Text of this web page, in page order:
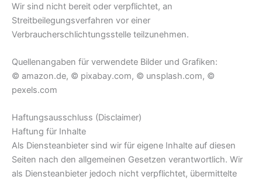
Wir sind nicht bereit oder verpflichtet, an
Streitbeilegungsverfahren vor einer
Verbraucherschlichtungsstelle teilzunehmen.
Quellenangaben für verwendete Bilder und Grafiken:
© amazon.de, © pixabay.com, © unsplash.com, ©
pexels.com
Haftungsausschluss (Disclaimer)
Haftung für Inhalte
Als Diensteanbieter sind wir für eigene Inhalte auf diesen
Seiten nach den allgemeinen Gesetzen verantwortlich. Wir
als Diensteanbieter jedoch nicht verpflichtet, übermittelte